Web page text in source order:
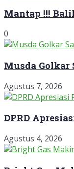
Mantap !!!
0
Musda Golkar
Agustus 7, 2026
DPRD
Agustus 4, 2026